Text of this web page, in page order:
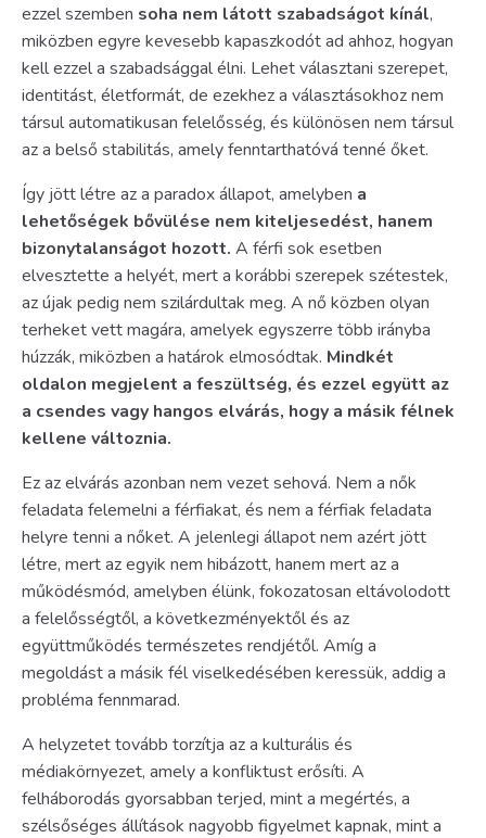
ezzel szemben soha nem látott szabadságot kínál,
miközben egyre kevesebb kapaszkodót ad ahhoz, hogyan
kell ezzel a szabadsággal élni. Lehet választani szerepet,
identitást, életformát, de ezekhez a választásokhoz nem
társul automatikusan felelősség, és különösen nem társul
az a belső stabilitás, amely fenntarthatóvá tenné őket.
Így jött létre az a paradox állapot, amelyben a
lehetőségek bővülése nem kiteljesedést, hanem
bizonytalanságot hozott. A férfi sok esetben
elvesztette a helyét, mert a korábbi szerepek szétestek,
az újak pedig nem szilárdultak meg. A nő közben olyan
terheket vett magára, amelyek egyszerre több irányba
húzzák, miközben a határok elmosódtak. Mindkét
oldalon megjelent a feszültség, és ezzel együtt az
a csendes vagy hangos elvárás, hogy a másik félnek
kellene változnia.
Ez az elvárás azonban nem vezet sehová. Nem a nők
feladata felemelni a férfiakat, és nem a férfiak feladata
helyre tenni a nőket. A jelenlegi állapot nem azért jött
létre, mert az egyik nem hibázott, hanem mert az a
működésmód, amelyben élünk, fokozatosan eltávolodott
a felelősségtől, a következményektől és az
együttműködés természetes rendjétől. Amíg a
megoldást a másik fél viselkedésében keressük, addig a
probléma fennmarad.
A helyzetet tovább torzítja az a kulturális és
médiakörnyezet, amely a konfliktust erősíti. A
felháborodás gyorsabban terjed, mint a megértés, a
szélsőséges állítások nagyobb figyelmet kapnak, mint a